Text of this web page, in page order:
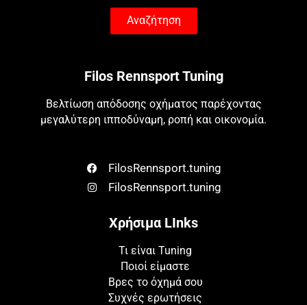
Αναζήτηση
Filos Rennsport Tuning
Βελτίωση απόδοσης οχήματος παρέχοντας
μεγαλύτερη ιπποδύναμη, ροπή και οικονομία.
FilosRennsport.tuning
FilosRennsport.tuning
Χρήσιμα LInks
Τι είναι Tuning
Ποιοί είμαστε
Βρες το όχημά σου
Συχνές ερωτήσεις